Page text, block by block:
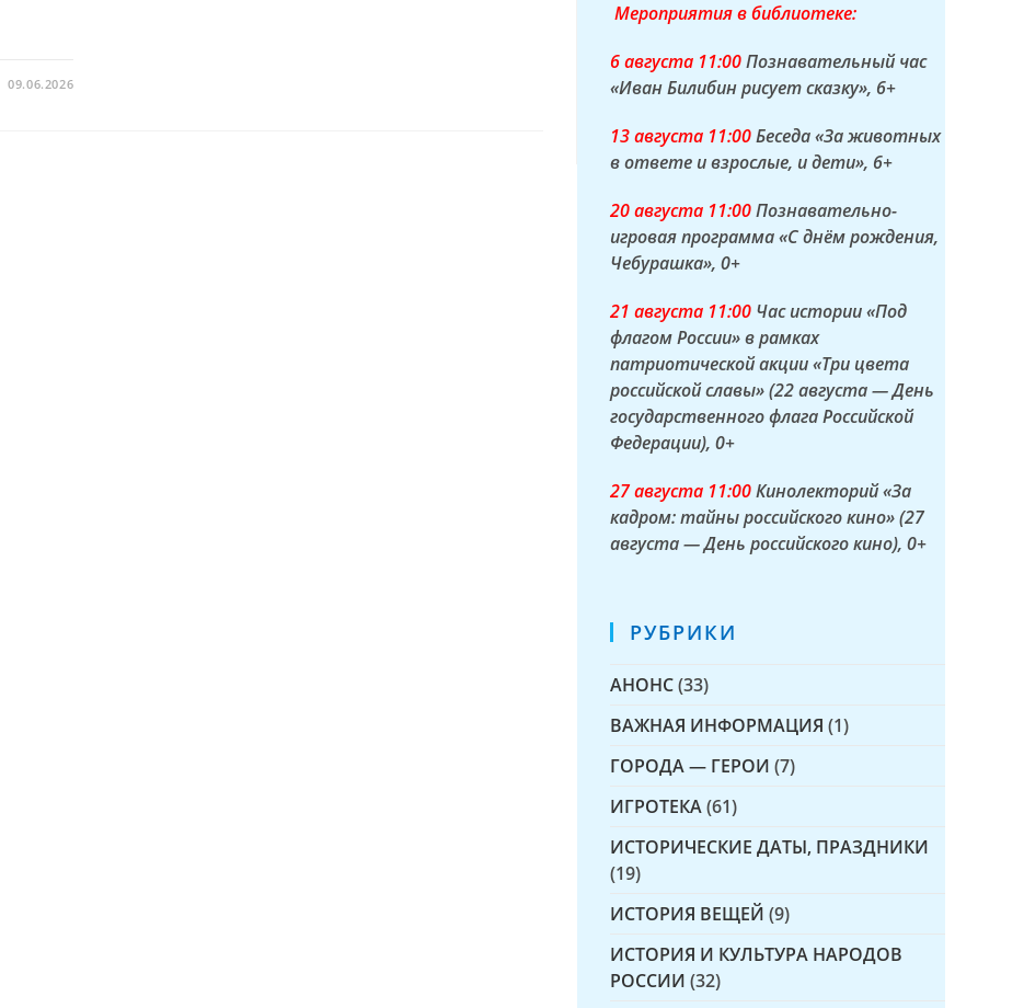
09.06.2026
Мероприятия в библиотеке:
6 августа 11:00Познавательный час
«Иван Билибин рисует сказку», 6+
13 августа 11:00Беседа «За животных
в ответе и взрослые, и дети», 6+
20 августа 11:00Познавательно-
игровая программа «С днём рождения,
Чебурашка», 0+
21 августа 11:00 Час истории «Под
флагом России» в рамках
патриотической акции «Три цвета
российской славы» (22 августа — День
государственного флага Российской
Федерации), 0+
27 августа 11:00Кинолекторий «За
кадром: тайны российского кино» (27
августа — День российского кино), 0+
РУБРИКИ
АНОНС(33)
ВАЖНАЯ ИНФОРМАЦИЯ (1)
ГОРОДА — ГЕРОИ (7)
ИГРОТЕКА(61)
ИСТОРИЧЕСКИЕ ДАТЫ, ПРАЗДНИКИ
(19)
ИСТОРИЯ ВЕЩЕЙ (9)
ИСТОРИЯ И КУЛЬТУРА НАРОДОВ
РОССИИ (32)